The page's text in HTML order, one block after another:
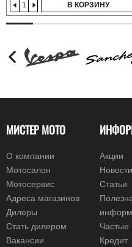
В КОРЗИНУ
МИСТЕР МОТО
О компании
Мотосалон
Мотосервис
Адреса магазинов
Дилеры
Стать дилером
Вакансии
Акции
Новости
Статьи
Частые
Кредит